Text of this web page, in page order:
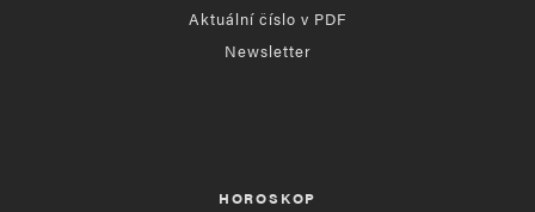
Aktuální číslo v PDF
Newsletter
HOROSKOP